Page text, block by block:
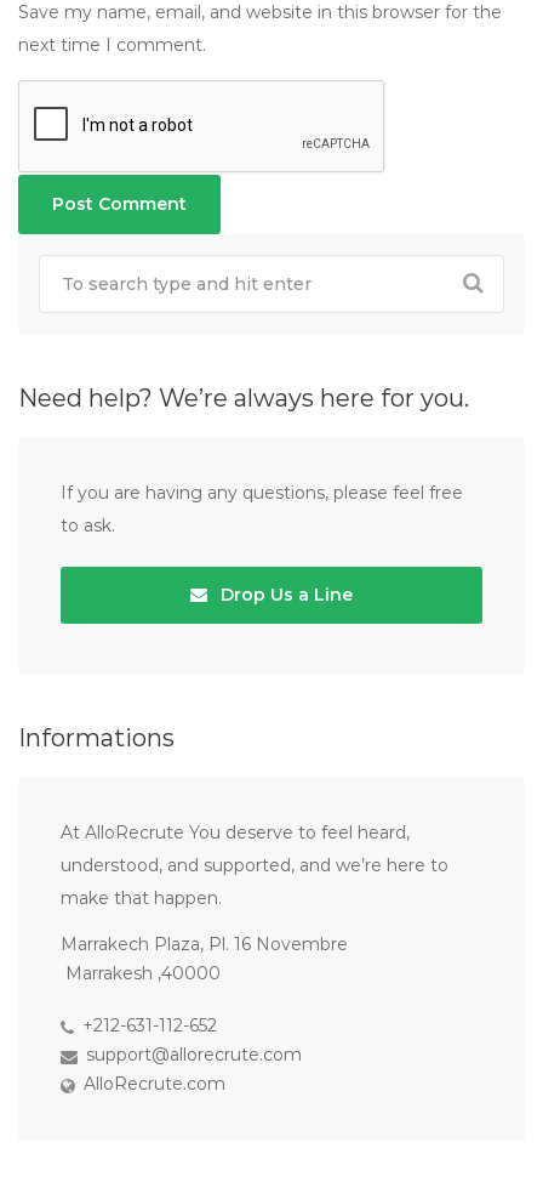
Save my name, email, and website in this browser for the
next time I comment.
Need help? We’re always here for you.
If you are having any questions, please feel free
to ask.
Drop Us a Line
Informations
At AlloRecrute You deserve to feel heard,
understood, and supported, and we’re here to
make that happen.
Marrakech Plaza, Pl. 16 Novembre
Marrakesh ,40000
+212-631-112-652
support@allorecrute.com
AlloRecrute.com